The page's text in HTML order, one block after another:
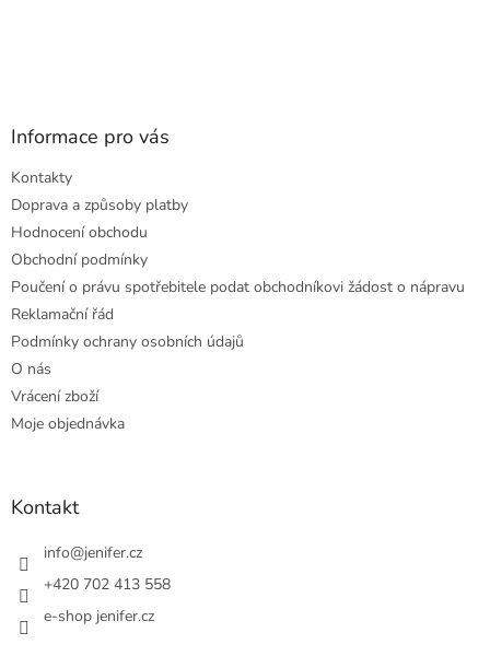
Informace pro vás
Kontakty
Doprava a způsoby platby
Hodnocení obchodu
Obchodní podmínky
Poučení o právu spotřebitele podat obchodníkovi žádost o nápravu
Reklamační řád
Podmínky ochrany osobních údajů
O nás
Vrácení zboží
Moje objednávka
Kontakt
info@jenifer.cz
+420 702 413 558
e-shop jenifer.cz